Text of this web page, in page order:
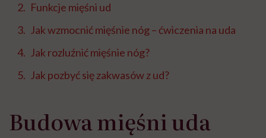
Funkcje mięśni ud
Jak wzmocnić mięśnie nóg – ćwiczenia na uda
Jak rozluźnić mięśnie nóg?
Jak pozbyć się zakwasów z ud?
Budowa mięśni uda